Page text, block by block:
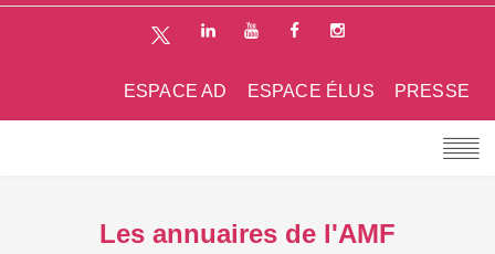
PRESSE
ESPACE ÉLUS
ESPACE AD
Les annuaires de l'AMF